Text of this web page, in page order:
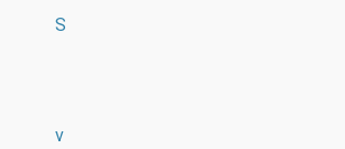
S
v